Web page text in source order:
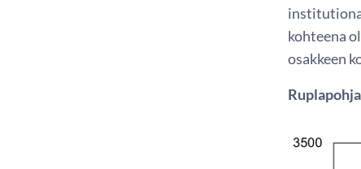
kohteena
osakkeen